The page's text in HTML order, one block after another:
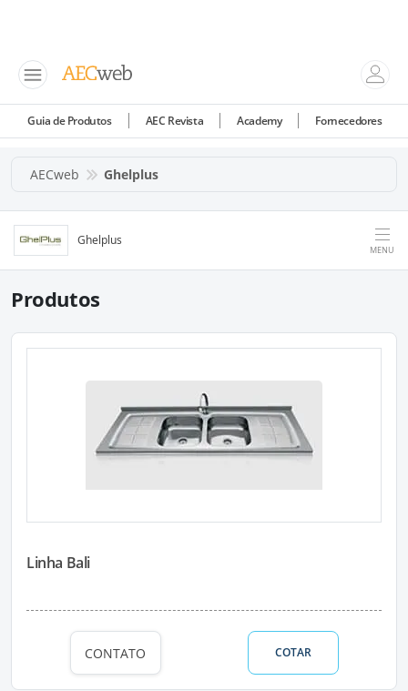
Guia de Produtos AEC Revista Academy Fornecedores
AECweb Ghelplus
Ghelplus
MENU
Produtos
Linha Bali
CONTATO COTAR